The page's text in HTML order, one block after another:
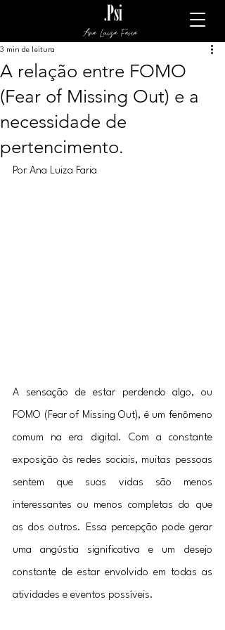
Ana Luiza Faria
A relação entre FOMO
(Fear of Missing Out) e a
necessidade de
pertencimento.
3 min de leitura
Por Ana Luiza Faria
A sensação de estar perdendo algo, ou
FOMO (Fear of Missing Out), é um fenômeno
comum na era digital. Com a constante
exposição às redes sociais, muitas pessoas
sentem que suas vidas são menos
interessantes ou menos completas do que
as dos outros. Essa percepção pode gerar
uma angústia significativa e um desejo
constante de estar envolvido em todas as
atividades e eventos possíveis.